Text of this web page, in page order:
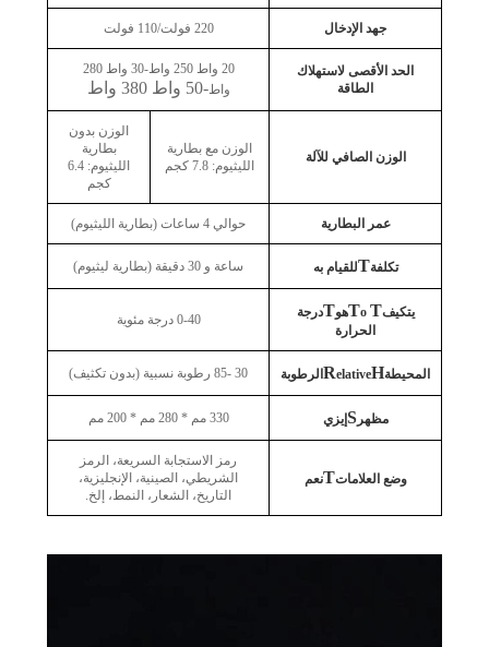
جهد الإدخال 220 فولت/110 فولت
الحد الأقصى لاستهلاك
الطاقة
20 واط 250 واط-30 واط 280
واط-50 واط 380 واط
الوزن الصافي للآلة
الوزن مع بطارية
الليثيوم: 7.8 كجم
الوزن بدون
بطارية
الليثيوم: 6.4
كجم
عمر البطارية حوالي 4 ساعات (بطارية الليثيوم)
تكلفةTللقيام به ساعة و 30 دقيقة (بطارية ليثيوم)
يتكيف To T هوTدرجة
الحرارة
0-40 درجة مئوية
المحيطة RelativeH الرطوبة 30 -85 رطوبة نسبية (بدون تكثيف)
مظهرSإيزي 330 مم * 280 مم * 200 مم
وضع العلاماتTنعم
رمز الاستجابة السريعة، الرمز
الشريطي، الصينية، الإنجليزية،
التاريخ، الشعار، النمط، إلخ.